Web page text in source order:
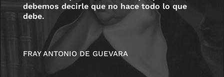
debemos decirle que no hace todo lo que
debe.
FRAY ANTONIO DE GUEVARA